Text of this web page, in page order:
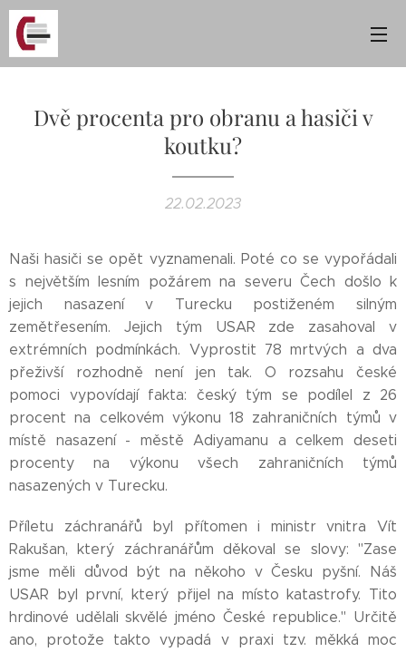
Dvě procenta pro obranu a hasiči v
koutku?
22.02.2023
Naši hasiči se opět vyznamenali. Poté co se vypořádali
s největším lesním požárem na severu Čech došlo k
jejich nasazení v Turecku postiženém silným
zemětřesením. Jejich tým USAR zde zasahoval v
extrémních podmínkách. Vyprostit 78 mrtvých a dva
přeživší rozhodně není jen tak. O rozsahu české
pomoci vypovídají fakta: český tým se podílel z 26
procent na celkovém výkonu 18 zahraničních týmů v
místě nasazení - městě Adiyamanu a celkem deseti
procenty na výkonu všech zahraničních týmů
nasazených v Turecku.
Příletu záchranářů byl přítomen i ministr vnitra Vít
Rakušan, který záchranářům děkoval se slovy: "Zase
jsme měli důvod být na někoho v Česku pyšní. Náš
USAR byl první, který přijel na místo katastrofy. Tito
hrdinové udělali skvělé jméno České republice." Určitě
ano, protože takto vypadá v praxi tzv. měkká moc